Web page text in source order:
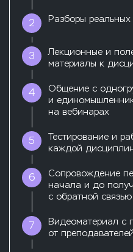
2 Разборы
3
Лекционные и полезные дополнительные
материалы к
4
Общение с одногруппниками
и
на вебинарах
5
Тестирование и работа над ошибками после
каждой
6
Сопровождение персонального куратора, от
начала и до
с обратной
7
Видеоматериал с практическими заданиями
от